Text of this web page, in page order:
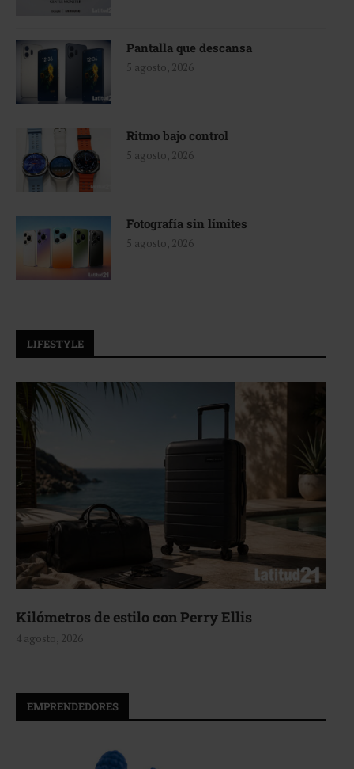
Pantalla que descansa
5 agosto, 2026
Ritmo bajo control
5 agosto, 2026
Fotografía sin límites
5 agosto, 2026
LIFESTYLE
Kilómetros de estilo con Perry Ellis
4 agosto, 2026
EMPRENDEDORES